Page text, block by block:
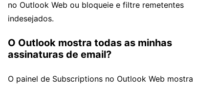
no Outlook Web ou bloqueie e filtre remetentes
indesejados.
O Outlook mostra todas as minhas
assinaturas de email?
O painel de Subscriptions no Outlook Web mostra